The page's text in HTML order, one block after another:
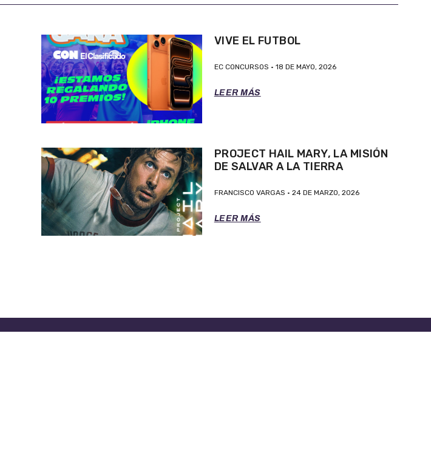
VIVE EL FUTBOL
EC CONCURSOS 18 DE MAYO, 2026
LEER MÁS
PROJECT HAIL MARY, LA MISIÓN
DE SALVAR A LA TIERRA
FRANCISCO VARGAS 24 DE MARZO, 2026
LEER MÁS